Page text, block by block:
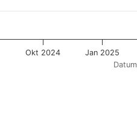
Datum
Jan 2025
Okt 2024